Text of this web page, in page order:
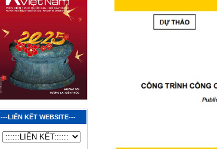
---LIÊN KẾT WEBSITE---